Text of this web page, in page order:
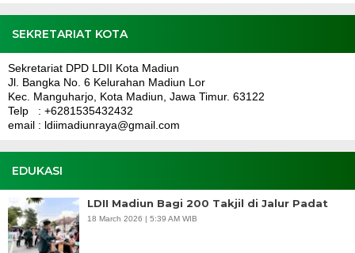
SEKRETARIAT KOTA
Sekretariat DPD LDII Kota Madiun
Jl. Bangka No. 6 Kelurahan Madiun Lor
Kec. Manguharjo, Kota Madiun, Jawa Timur. 63122
Telp : +6281535432432
email : ldiimadiunraya@gmail.com
EDUKASI
LDII Madiun Bagi 200 Takjil di Jalur Padat
18 March 2026 | 5:39 AM WIB